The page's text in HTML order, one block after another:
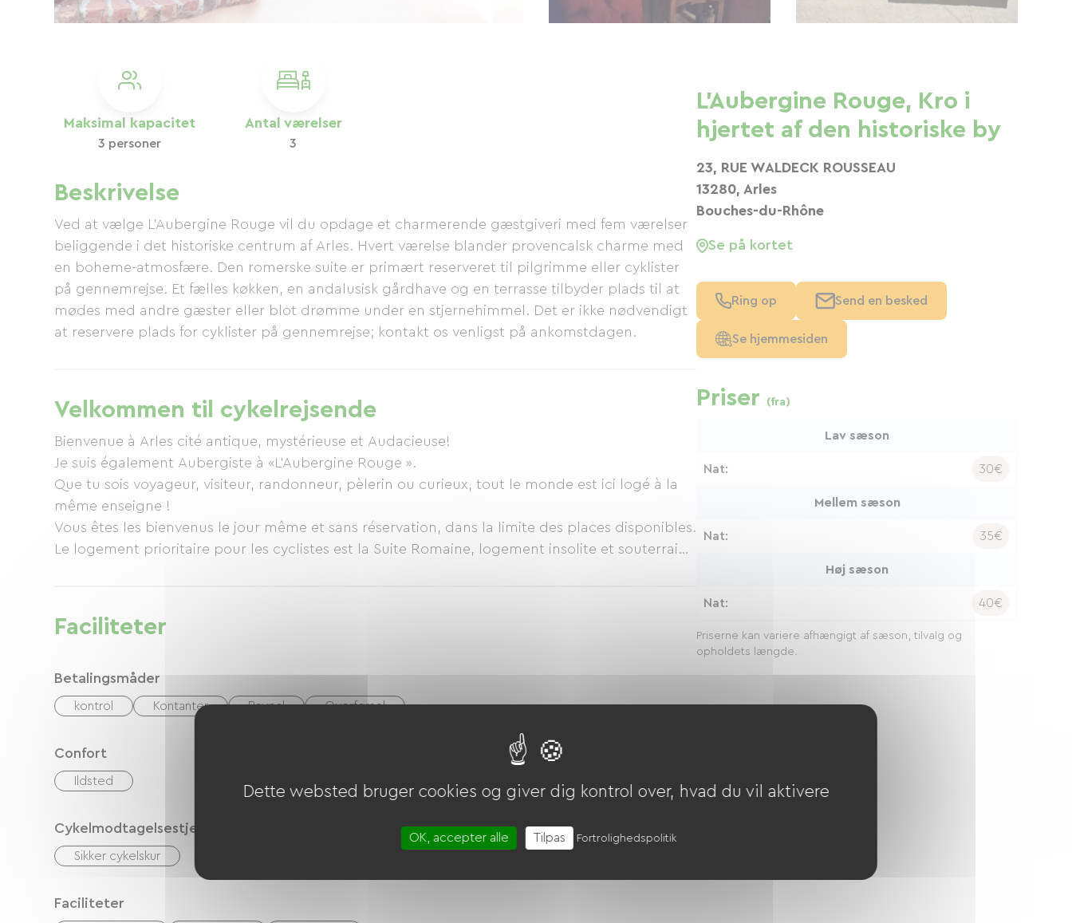
Maksimal kapacitet
3 personer
Antal værelser
3
Beskrivelse
Ved at vælge L'Aubergine Rouge vil du opdage et charmerende gæstgiveri med fem værelser
beliggende i det historiske centrum af Arles. Hvert værelse blander provencalsk charme med
en boheme-atmosfære. Den romerske suite er primært reserveret til pilgrimme eller cyklister
på gennemrejse. Et fælles køkken, en andalusisk gårdhave og en terrasse tilbyder plads til at
mødes med andre gæster eller blot drømme under en stjernehimmel. Det er ikke nødvendigt
at reservere plads for cyklister på gennemrejse; kontakt os venligst på ankomstdagen.
Velkommen til cykelrejsende
Bienvenue à Arles cité antique, mystérieuse et Audacieuse!
Je suis également Aubergiste à «L’Aubergine Rouge ».
Que tu sois voyageur, visiteur, randonneur, pèlerin ou curieux, tout le monde est ici logé à la
même enseigne !
Vous êtes les bienvenus le jour même et sans réservation, dans la limite des places disponibles.
Le logement prioritaire pour les cyclistes est la Suite Romaine, logement insolite et souterrain.
Faciliteter
Betalingsmåder
kontrol Kontanter Paypal Overførsel
Confort
Ildsted
Cykelmodtagelsestjenester
Sikker cykelskur
Faciliteter
L'Aubergine Rouge, Kro i
hjertet af den historiske by
23, RUE WALDECK ROUSSEAU
13280, Arles
Bouches-du-Rhône
Se på kortet
Ring op Send en besked
Se hjemmesiden
Priser (fra)
Lav sæson
Nat: 30€
Mellem sæson
Nat: 35€
Høj sæson
Nat: 40€
Priserne kan variere afhængigt af sæson, tilvalg og
opholdets længde.
Dette websted bruger cookies og giver dig kontrol over, hvad du vil aktivere
OK, accepter alle Tilpas Fortrolighedspolitik